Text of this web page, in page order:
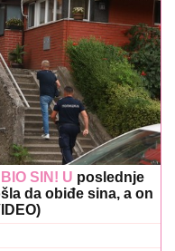
SIN! U poslednje
da obiđe sina, a on